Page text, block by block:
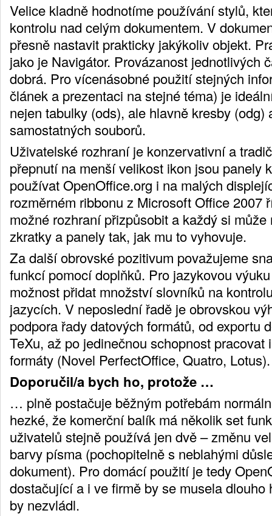
Velice kladně hodnotíme používání stylů,
kontrolu nad celým dokumentem. V
přesně nastavit prakticky jakýkoliv objekt.
jako je Navigátor. Provázanost jednotlivých
dobrá. Pro vícenásobné použití stejných
článek a prezentaci na stejné téma) je
nejen tabulky (ods), ale hlavně kresby (odg)
samostatných souborů.
Uživatelské rozhraní je konzervativní a
přepnutí na menší velikost ikon jsou panely
používat OpenOffice.org i na malých
rozměrném ribbonu z Microsoft Office 2007
možné rozhraní přizpůsobit a každý si
zkratky a panely tak, jak mu to vyhovuje.
Za další obrovské pozitivum považujeme
funkcí pomocí doplňků. Pro jazykovou
možnost přidat množství slovníků na
jazycích. V neposlední řadě je obrovskou
podpora řady datových formátů, od exportu
TeXu, až po jedinečnou schopnost pracovat
formáty (Novel PerfectOffice, Quatro, Lotus).
Doporučil/a bych ho, protože …
… plně postačuje běžným potřebám
hezké, že komerční balík má několik set
uživatelů stejně používá jen dvě – změnu
barvy písma (pochopitelně s neblahými
dokument). Pro domácí použití je tedy
dostačující a i ve firmě by se musela dlouho
by nezvládl.